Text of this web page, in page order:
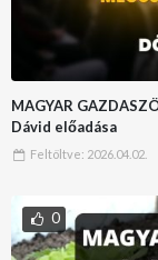
MAGYAR
Dávid előadása
Feltöltve: 2026.04.02.
0